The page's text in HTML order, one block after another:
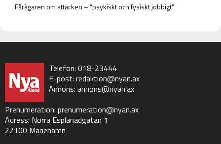
Fårägaren om attacken – ”psykiskt och fysiskt jobbigt”
Telefon: 018-23444
E-post: redaktion@nyan.ax
Annons: annons@nyan.ax
Prenumeration: prenumeration@nyan.ax
Adress: Norra Esplanadgatan 1
22100 Mariehamn